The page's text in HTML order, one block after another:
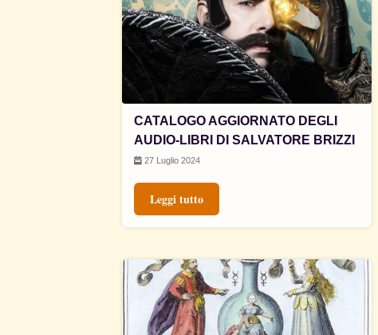
CATALOGO AGGIORNATO DEGLI
AUDIO-LIBRI DI SALVATORE BRIZZI
27 Luglio 2024
Leggi tutto